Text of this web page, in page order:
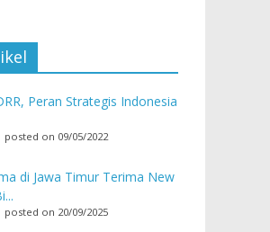
Peran Strategis Indonesia
posted on 09/05/2022
di Jawa Timur Terima New
posted on 20/09/2025